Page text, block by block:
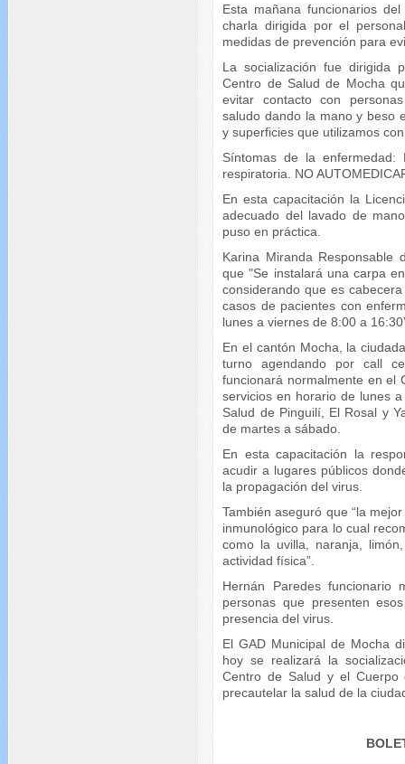
Esta mañana funcionarios
charla dirigida por el
medidas de prevención para
La socialización fue dirigida
Centro de Salud de Mocha
evitar contacto con
saludo dando la mano y beso
y superficies que utilizamos
Síntomas de la
respiratoria. NO
En esta capacitación la
adecuado del lavado de
puso en práctica.
Karina Miranda Responsable
que "Se instalará una carpa
considerando que es
casos de pacientes con
lunes a viernes de 8:00 a
En el cantón Mocha, la
turno agendando por call
funcionará normalmente en el
servicios en horario de lunes
Salud de Pinguilí, El Rosal y
de martes a sábado.
En esta capacitación la
acudir a lugares públicos
la propagación del virus.
También aseguró que “la
inmunológico para lo cual
como la uvilla, naranja,
actividad física”.
Hernán Paredes
personas que presenten
presencia del virus.
El GAD Municipal de Mocha
hoy se realizará la
Centro de Salud y el Cuerpo
precautelar la salud de la